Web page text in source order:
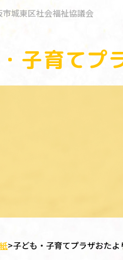
市城東区社会福祉協議会
子育てプ
>子ども・子育てプラザおたよ